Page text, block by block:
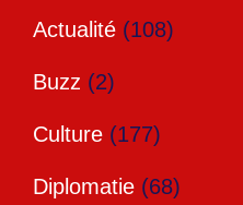
Actualité (108)
Buzz (2)
Culture (177)
Diplomatie (68)